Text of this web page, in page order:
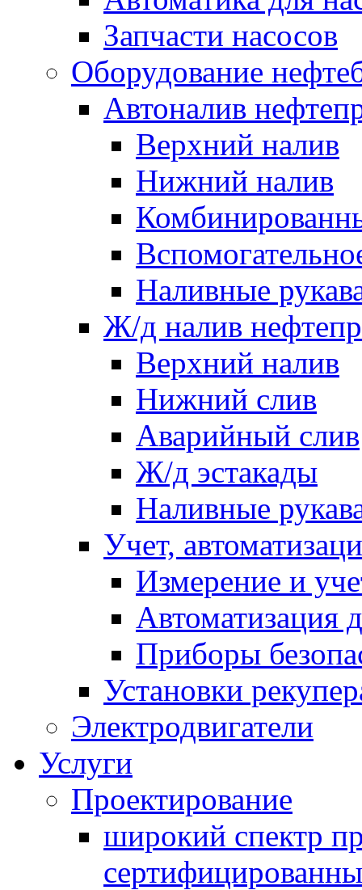
Запчасти насосов
Оборудование
Автоналив
Верхний налив
Нижний налив
Наливные
Ж/д налив
Верхний налив
Нижний слив
Аварийный слив
Ж/д эстакады
Наливные
Учет,
Измерение и
Автоматизация
Приборы
Установки
Электродвигатели
Услуги
Проектирование
широкий спектр